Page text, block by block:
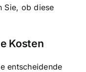
Sie, ob diese
Kosten
entscheidende